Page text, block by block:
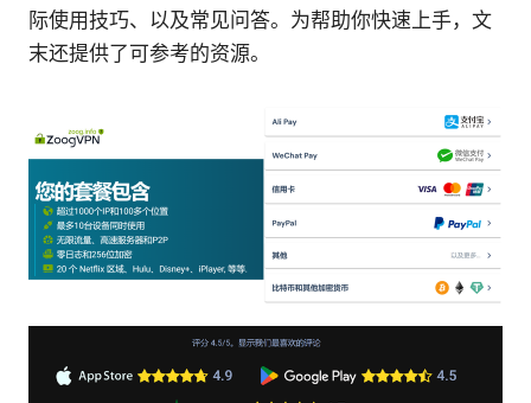
际使用技巧、以及常见问答。为帮助你快速上手，文
末还提供了可参考的资源。